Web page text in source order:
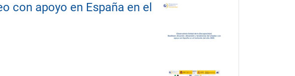
con apoyo en España en el